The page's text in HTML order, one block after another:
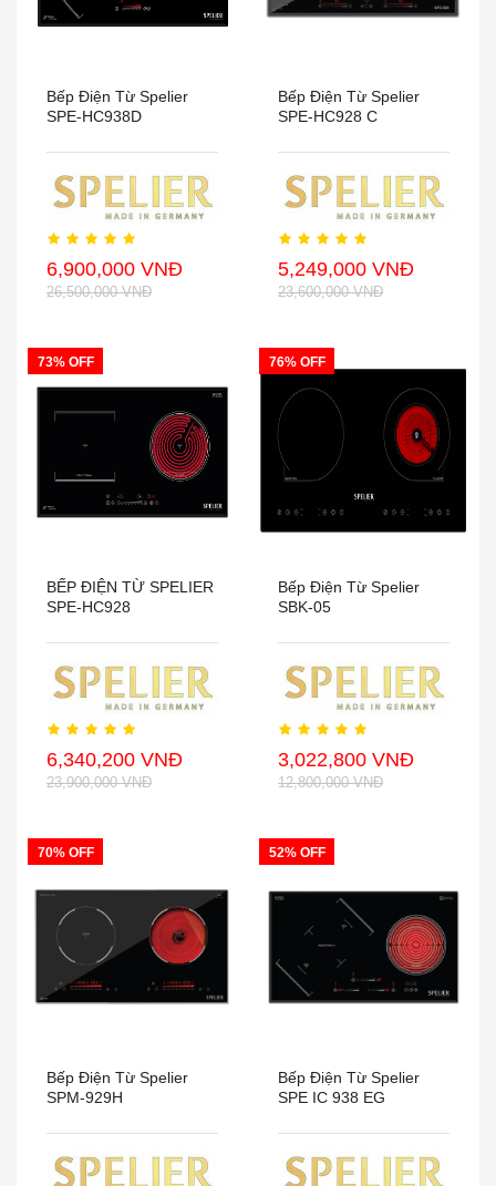
Bếp Điện Từ Spelier
SPE-HC938D
6,900,000 VNĐ
26,500,000 VNĐ
Bếp Điện Từ Spelier
SPE-HC928 C
5,249,000 VNĐ
23,600,000 VNĐ
73% OFF
BẾP ĐIỆN TỪ SPELIER
SPE-HC928
6,340,200 VNĐ
23,900,000 VNĐ
76% OFF
Bếp Điện Từ Spelier
SBK-05
3,022,800 VNĐ
12,800,000 VNĐ
70% OFF
Bếp Điện Từ Spelier
SPM-929H
52% OFF
Bếp Điện Từ Spelier
SPE IC 938 EG